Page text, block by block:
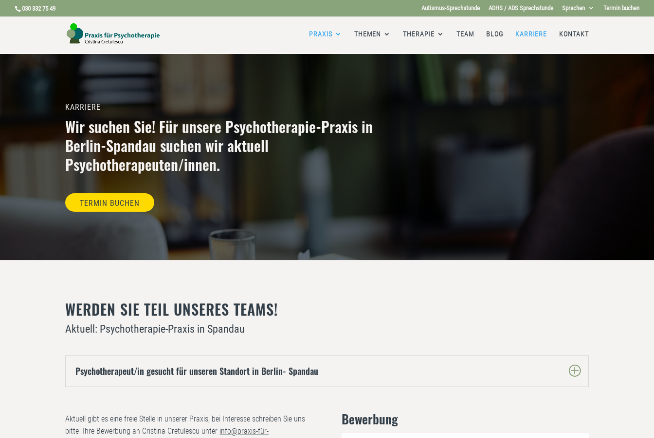
030 332 75 49 Autismus-Sprechstunde ADHS / ADS Sprechstunde Sprachen Termin buchen
PRAXIS THEMEN THERAPIE TEAM BLOG KARRIERE KONTAKT
KARRIERE
Wir suchen Sie! Für unsere Psychotherapie-Praxis in
Berlin-Spandau suchen wir aktuell
Psychotherapeuten/innen.
TERMIN BUCHEN
WERDEN SIE TEIL UNSERES TEAMS!
Aktuell: Psychotherapie-Praxis in Spandau
Psychotherapeut/in gesucht für unseren Standort in Berlin- Spandau
Aktuell gibt es eine freie Stelle in unserer Praxis, bei Interesse schreiben Sie uns
bitte Ihre Bewerbung an Cristina Cretulescu unter info@praxis-für-
Bewerbung